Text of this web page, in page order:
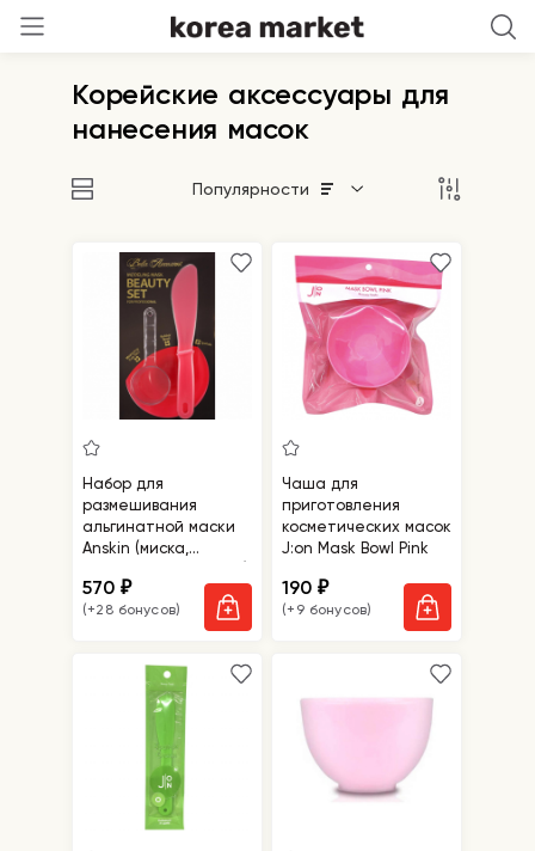
Корейские аксессуары для
нанесения масок
Популярности
Набор для
размешивания
альгинатной маски
Anskin (миска,
570₽
(+28 бонусов)
Чаша для
приготовления
косметических масок
J:on Mask Bowl Pink
190₽
(+9 бонусов)